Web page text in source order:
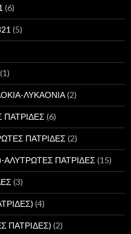
(6)
(5)
(1)
ΛΥΚΑΟΝΙΑ(2)
(6)
ΠΑΤΡΙΔΕΣ (2)
ΑΛΥΤΡΩΤΕΣ ΠΑΤΡΙΔΕΣ (15)
(3)
(4)
ΠΑΤΡΙΔΕΣ) (2)